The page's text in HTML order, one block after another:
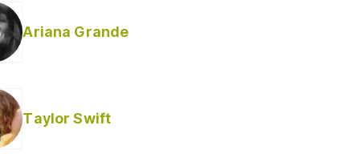
Ariana Grande
Taylor Swift